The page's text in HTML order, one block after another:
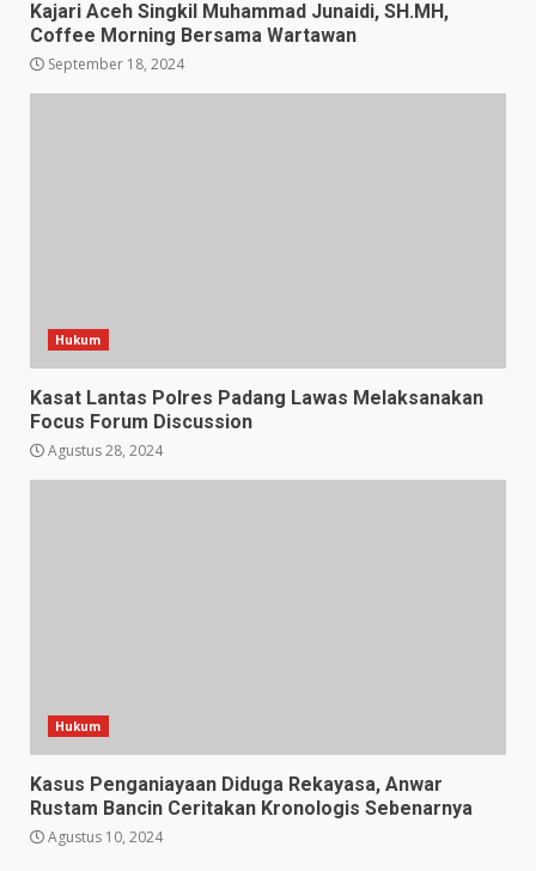
Kajari Aceh Singkil Muhammad Junaidi, SH.MH,
Coffee Morning Bersama Wartawan
September 18, 2024
Hukum
Kasat Lantas Polres Padang Lawas Melaksanakan
Focus Forum Discussion
Agustus 28, 2024
Hukum
Kasus Penganiayaan Diduga Rekayasa, Anwar
Rustam Bancin Ceritakan Kronologis Sebenarnya
Agustus 10, 2024